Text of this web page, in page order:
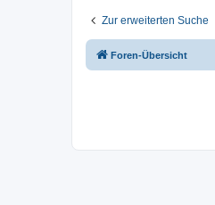
Zur erweiterten Suche
Foren-Übersicht